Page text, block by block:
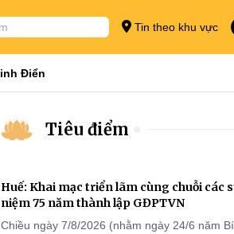
Tin theo khu vực
Điển
Tiêu điểm
Huế: Khai mạc triển lãm cùng chuỗi các
niệm 75 năm thành lập GĐPTVN
Chiều ngày 7/8/2026 (nhằm ngày 24/6 năm